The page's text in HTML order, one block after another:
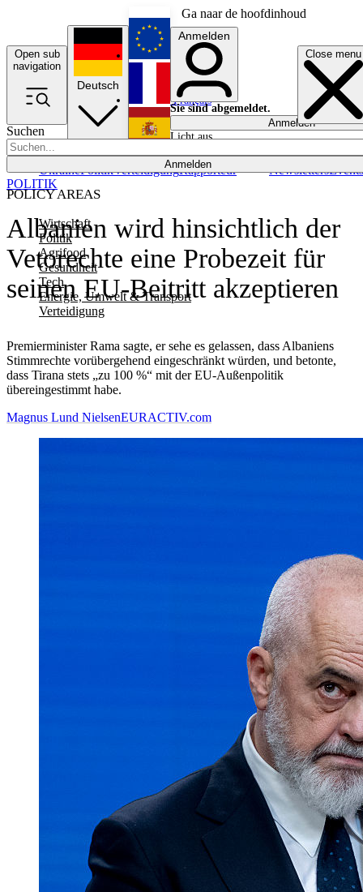
Ga naar de hoofdinhoud
Open sub
navigation
Close menu
Suchen
Anmelden
POLICY AREAS
Wirtschaft
Politik
Agrifood
Gesundheit
Tech
Energie, Umwelt & Transport
Verteidigung
UkrainePolitikVerteidigungRapporteur NewslettersEvents
Deutsch
English
Français
Anmelden
Sie sind abgemeldet.
Anmelden
Licht aus
Albanien wird hinsichtlich der
Vetorechte eine Probezeit für
seinen EU-Beitritt akzeptieren
Premierminister Rama sagte, er sehe es gelassen, dass Albaniens
Stimmrechte vorübergehend eingeschränkt würden, und betonte,
dass Tirana stets „zu 100 %“ mit der EU-Außenpolitik
übereingestimmt habe.
POLITIK
Magnus Lund NielsenEURACTIV.com